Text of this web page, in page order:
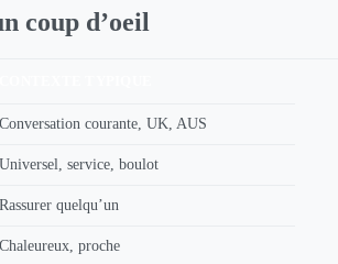
coup d’oeil
Conversation courante, UK, AUS
Universel, service, boulot
Rassurer quelqu’un
Chaleureux, proche